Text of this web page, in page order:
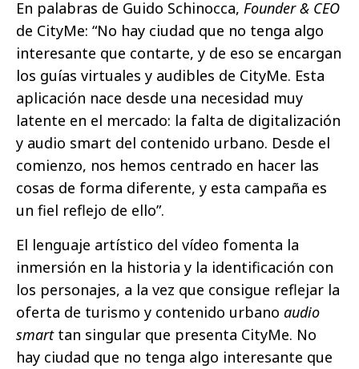
En palabras de Guido Schinocca, Founder & CEO
de CityMe: “No hay ciudad que no tenga algo
interesante que contarte, y de eso se encargan
los guías virtuales y audibles de CityMe. Esta
aplicación nace desde una necesidad muy
latente en el mercado: la falta de digitalización
y audio smart del contenido urbano. Desde el
comienzo, nos hemos centrado en hacer las
cosas de forma diferente, y esta campaña es
un fiel reflejo de ello”.
El lenguaje artístico del vídeo fomenta la
inmersión en la historia y la identificación con
los personajes, a la vez que consigue reflejar la
oferta de turismo y contenido urbano audio
smarttan singular que presenta CityMe. No
hay ciudad que no tenga algo interesante que